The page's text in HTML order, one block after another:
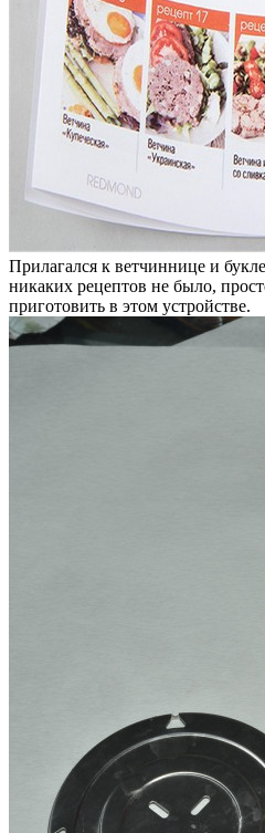
Прилагался к ветчиннице и
никаких рецептов не было,
приготовить в этом устройстве.